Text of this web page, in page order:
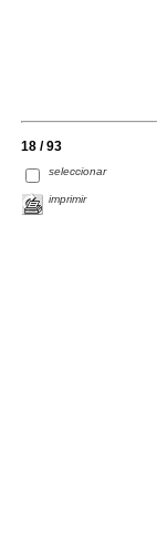
18 / 93
seleccionar
imprimir